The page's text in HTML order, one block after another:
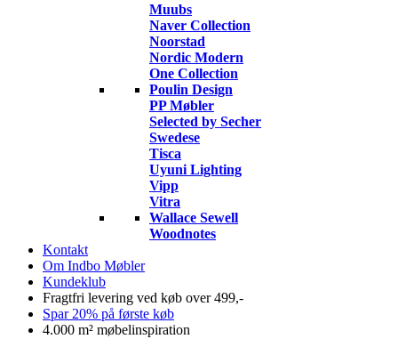
Muubs
Naver Collection
Noorstad
Nordic Modern
One Collection
Poulin Design
PP Møbler
Selected by Secher
Swedese
Tisca
Uyuni Lighting
Vipp
Vitra
Wallace Sewell
Woodnotes
Kontakt
Om Indbo Møbler
Kundeklub
Fragtfri levering ved køb over 499,-
Spar 20% på første køb
4.000 m² møbelinspiration